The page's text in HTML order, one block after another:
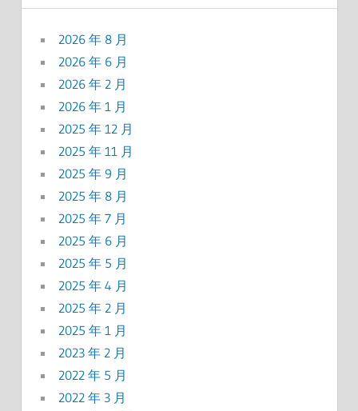
2026 年 8 月
2026 年 6 月
2026 年 2 月
2026 年 1 月
2025 年 12 月
2025 年 11 月
2025 年 9 月
2025 年 8 月
2025 年 7 月
2025 年 6 月
2025 年 5 月
2025 年 4 月
2025 年 2 月
2025 年 1 月
2023 年 2 月
2022 年 5 月
2022 年 3 月